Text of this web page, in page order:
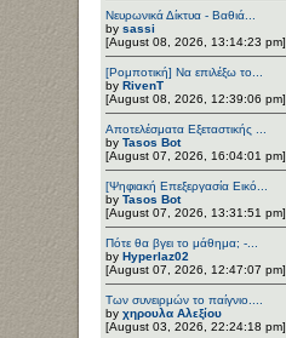
Νευρωνικά Δίκτυα - Βαθιά...
by sassi
[August 08, 2026, 13:14:23 pm]
[Ρομποτική] Να επιλέξω το...
by RivenT
[August 08, 2026, 12:39:06 pm]
Αποτελέσματα Εξεταστικής ...
by Tasos Bot
[August 07, 2026, 16:04:01 pm]
[Ψηφιακή Επεξεργασία Εικό...
by Tasos Bot
[August 07, 2026, 13:31:51 pm]
Πότε θα βγει το μάθημα; -...
by Hyperlaz02
[August 07, 2026, 12:47:07 pm]
Των συνειρμών το παίγνιο....
by χηρουλα Αλεξίου
[August 03, 2026, 22:24:18 pm]